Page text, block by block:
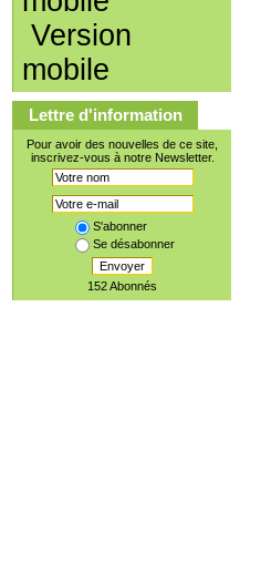
Version
mobile
Lettre d'information
Pour avoir des nouvelles de ce site,
inscrivez-vous à notre Newsletter.
S'abonner
Se désabonner
Envoyer
152 Abonnés